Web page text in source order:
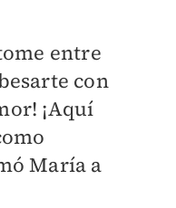
entre
con
¡Aquí
María a